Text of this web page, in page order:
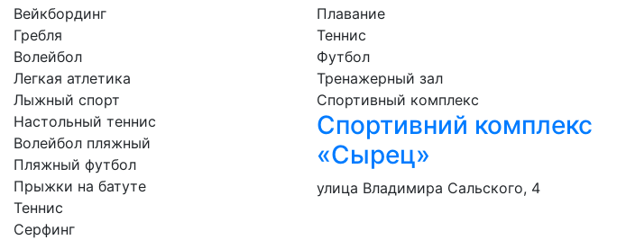
Вейкбординг
Гребля
Волейбол
Легкая атлетика
Лыжный спорт
Настольный теннис
Волейбол пляжный
Пляжный футбол
Прыжки на батуте
Теннис
Серфинг
Плавание
Теннис
Футбол
Тренажерный зал
Спортивный комплекс
Спортивний комплекс
«Сырец»
улица Владимира Сальского, 4